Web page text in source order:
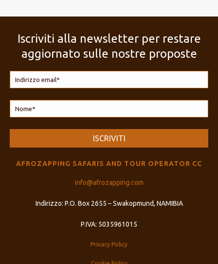
Iscriviti alla newsletter per restare
aggiornato sulle nostre proposte
AFROZAPPING SAFARIS AND TOUR OPERATOR CC
info@afrozapping.com
Indirizzo: P.O. Box 2655 – Swakopmund, NAMIBIA
P.IVA: 5035961015
Privacy Policy